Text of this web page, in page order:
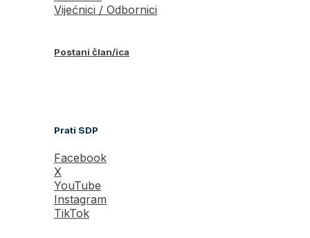
Vijećnici / Odbornici
Postani član/ica
Prati SDP
Facebook
X
YouTube
Instagram
TikTok